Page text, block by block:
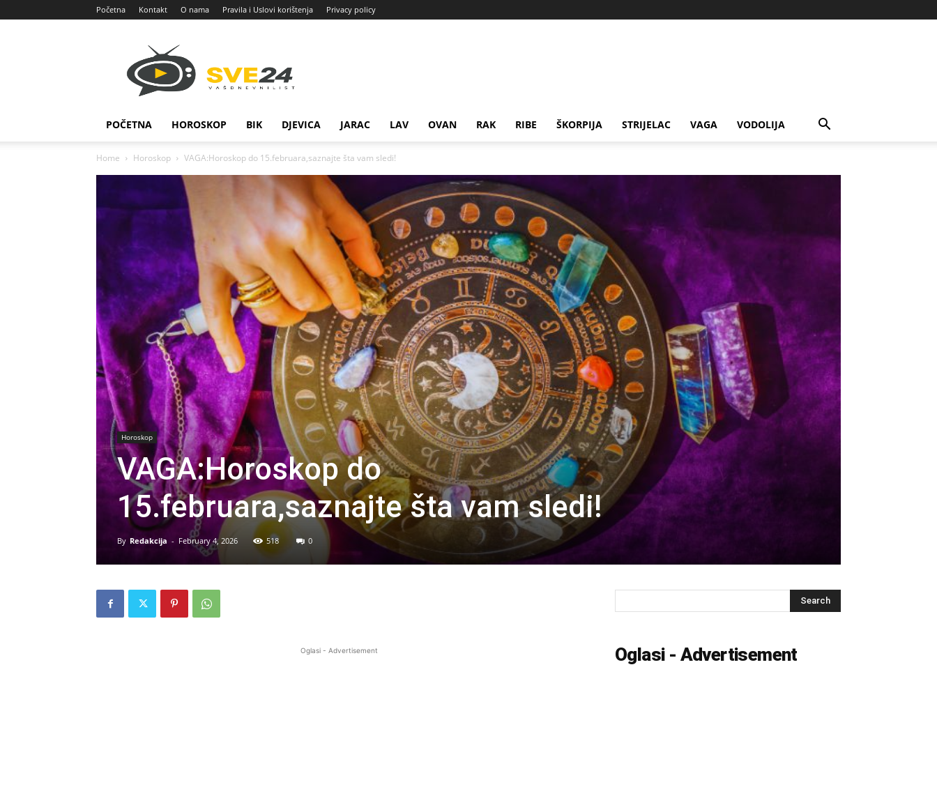
Početna Kontakt O nama Pravila i Uslovi korištenja Privacy policy
POČETNA HOROSKOP BIK DJEVICA JARAC LAV OVAN RAK RIBE ŠKORPIJA STRIJELAC VAGA VODOLIJA
Home Horoskop VAGA:Horoskop do 15.februara,saznajte šta vam sledi!
Horoskop
VAGA:Horoskop do
15.februara,saznajte šta vam sledi!
By Redakcija - February 4, 2026 518 0
Oglasi - Advertisement Oglasi - Advertisement